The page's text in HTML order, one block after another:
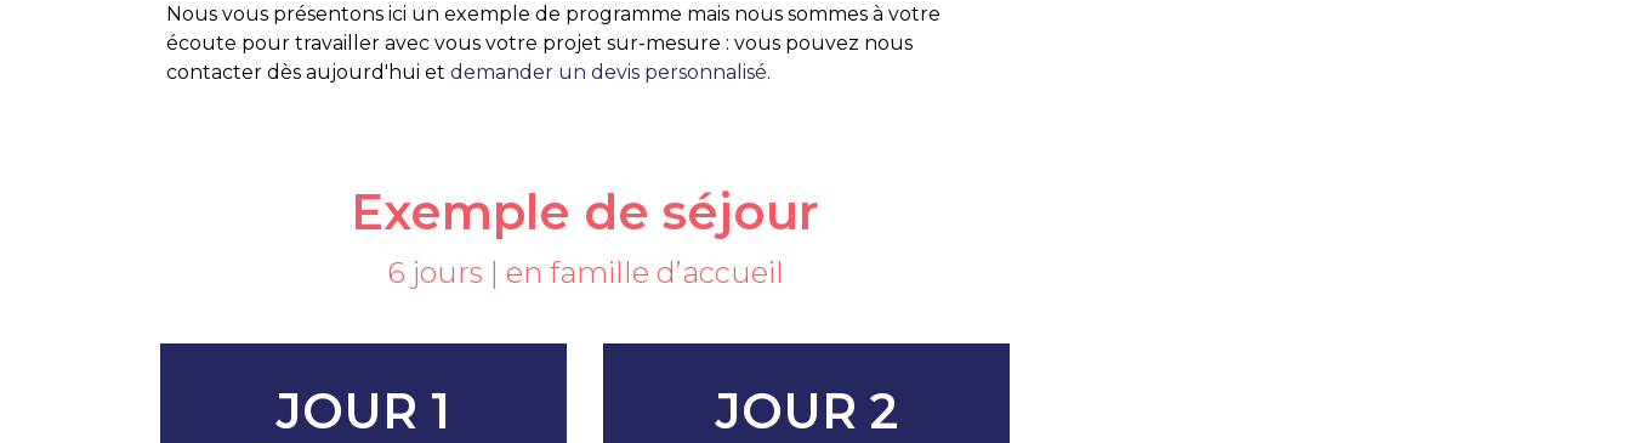
Nous vous présentons ici un exemple de programme mais nous sommes à votre
écoute pour travailler avec vous votre projet sur-mesure : vous pouvez nous
contacter dès aujourd'hui et demander un devis personnalisé.
Exemple de séjour
6 jours | en famille d’accueil
JOUR 1 JOUR 2